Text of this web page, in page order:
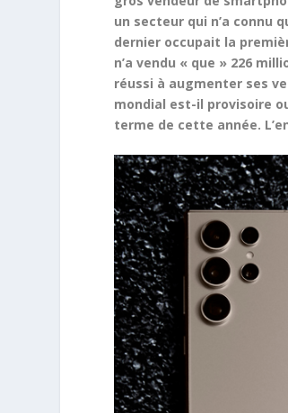
un secteur qui n’a connu
dernier occupait la
n’a vendu « que » 226
réussi à augmenter ses
mondial est-il provisoire
terme de cette année.